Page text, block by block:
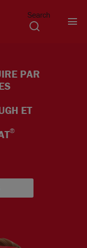
Search
PAR
ET
®